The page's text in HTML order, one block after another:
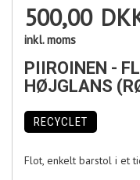
500,00
inkl. moms
PIIROINEN -
HØJGLANS
RECYCLET
Flot, enkelt barstol i et